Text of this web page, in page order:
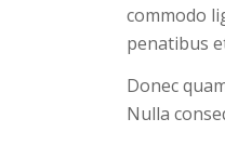
commodo
penatibus
Donec
Nulla